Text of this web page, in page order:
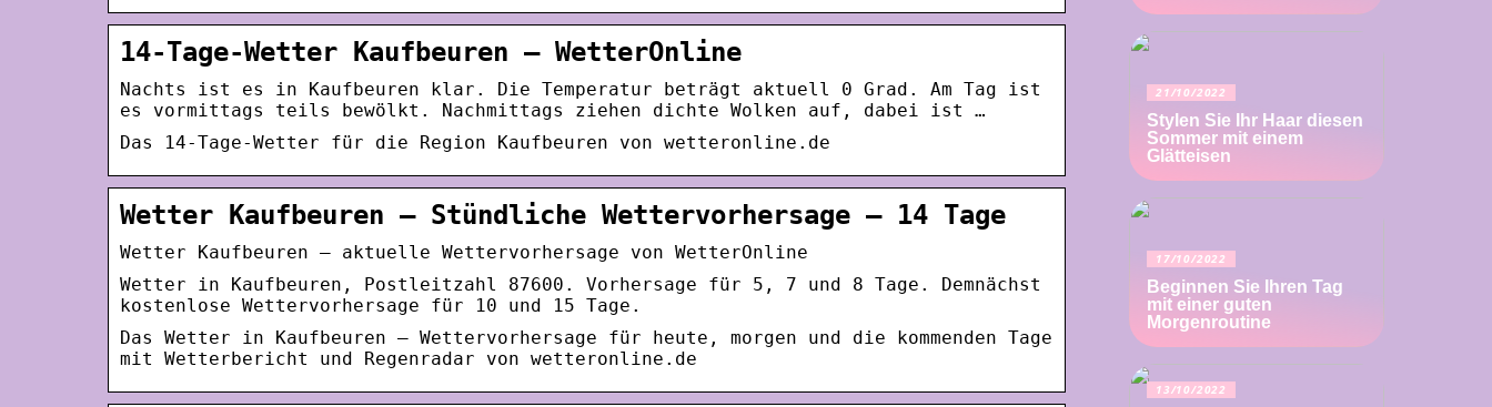
14-Tage-Wetter Kaufbeuren – WetterOnline
Nachts ist es in Kaufbeuren klar. Die Temperatur beträgt aktuell 0 Grad. Am Tag ist
es vormittags teils bewölkt. Nachmittags ziehen dichte Wolken auf, dabei ist …
Das 14-Tage-Wetter für die Region Kaufbeuren von wetteronline.de
Wetter Kaufbeuren – Stündliche Wettervorhersage – 14 Tage
Wetter Kaufbeuren – aktuelle Wettervorhersage von WetterOnline
Wetter in Kaufbeuren, Postleitzahl 87600. Vorhersage für 5, 7 und 8 Tage. Demnächst
kostenlose Wettervorhersage für 10 und 15 Tage.
Das Wetter in Kaufbeuren – Wettervorhersage für heute, morgen und die kommenden Tage
mit Wetterbericht und Regenradar von wetteronline.de
21/10/2022
Stylen Sie Ihr Haar diesen
Sommer mit einem
Glätteisen
17/10/2022
Beginnen Sie Ihren Tag
mit einer guten
Morgenroutine
13/10/2022